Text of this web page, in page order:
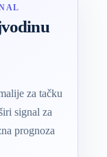
za tačku
signal za
prognoza